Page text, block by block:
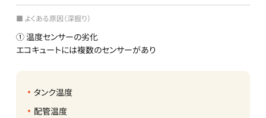
■ よくある原因（深掘り）
① 温度センサーの劣化
エコキュートには複数のセンサーがあり
タンク温度
配管温度